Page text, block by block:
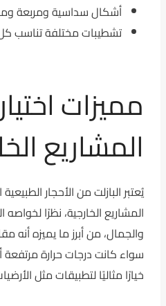
أشكال سداسية ومربعة
تشطيبات مختلفة تناسب
مميزات
المشاريع
يُعتبر البازلت من الأحجار
المشاريع الخارجية، نظرًا
والجمال، من أبرز ما يميزه أنه
سواء كانت درجات حرارة مرتفعة
خيارًا مثاليًا لتطبيقات مثل